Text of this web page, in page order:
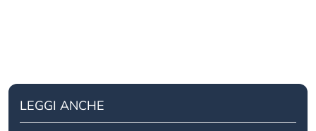
LEGGI ANCHE